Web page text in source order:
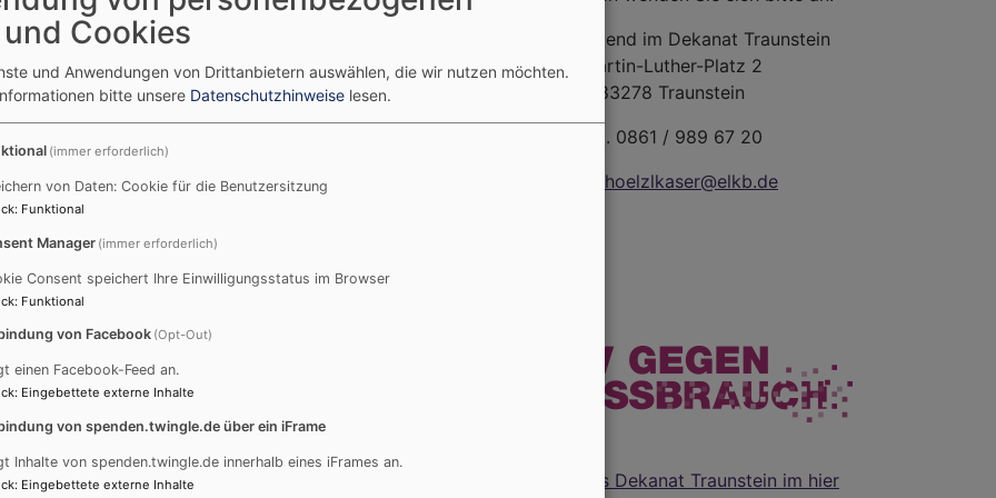
Friedrich
Brauchtumsorganisationen ist er der größte in
ganz Bayern. Am vergangenen Wochenende
Kaiserwetter mit mehr als 8000 Kindern,
Den Festgottesdienst zelebrierte Stadtpfarrer
Konrad Roider. Erstmals war Dekan Peter
Bertram bei der Predigt mit eingebunden.
wertvoll wie ein kontemplatives Lebens
sich ergänzen. Es brauche sowohl Hand
der Ruhe, Momente für Gott, dürften nicht
zu gestalten. Zudem müsse man immer
beste Beispiel für ein perfektes
Zusammenspiel von Arbeit und Feiern, so
Bertram, es kombiniert Hoamat, Brauchtum
Evang. Jugend im Dekanat Traunstein
Martin-Luther-Platz 2
83278 Traunstein
Tel. 0861 / 989 67 20
wiedhoelzlkaser@elkb.de
Infos für das Dekanat Traunstein im hier
Cookies
und Anwendungen von Drittanbietern auswählen, die wir nutzen möchten.
bitte unsere Datenschutzhinweise lesen.
(immer erforderlich)
von Daten: Cookie für die Benutzersitzung
: Funktional
Manager (immer erforderlich)
Consent speichert Ihre Einwilligungsstatus im Browser
: Funktional
von Facebook (Opt-Out)
einen Facebook-Feed an.
: Eingebettete externe Inhalte
von spenden.twingle.de über ein iFrame
Inhalte von spenden.twingle.de innerhalb eines iFrames an.
: Eingebettete externe Inhalte